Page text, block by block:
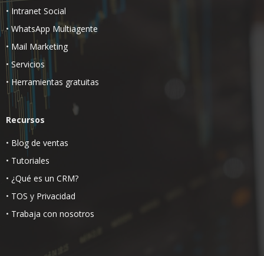
• Intranet Social
• WhatsApp Multiagente
• Mail Marketing
• Servicios
• Herramientas gratuitas
Recursos
• Blog de ventas
• Tutoriales
• ¿Qué es un CRM?
• TOS y Privacidad
• Trabaja con nosotros